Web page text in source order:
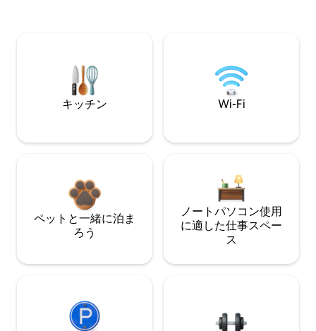
キッチン Wi-Fi
ペットと一緒に泊ま
ろう
ノートパソコン使用
に適した仕事スペー
ス